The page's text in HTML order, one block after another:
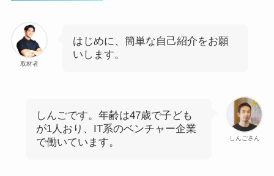
取材者
はじめに、簡単な自己紹介をお願
いします。
しんごさん
しんごです。年齢は47歳で子ども
が1人おり、IT系のベンチャー企業
で働いています。